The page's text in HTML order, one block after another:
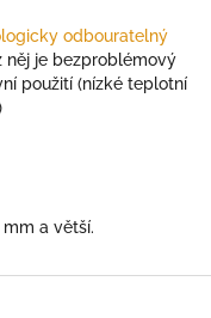
odbouratelný
něj je bezproblémový
použití (nízké teplotní
a větší.